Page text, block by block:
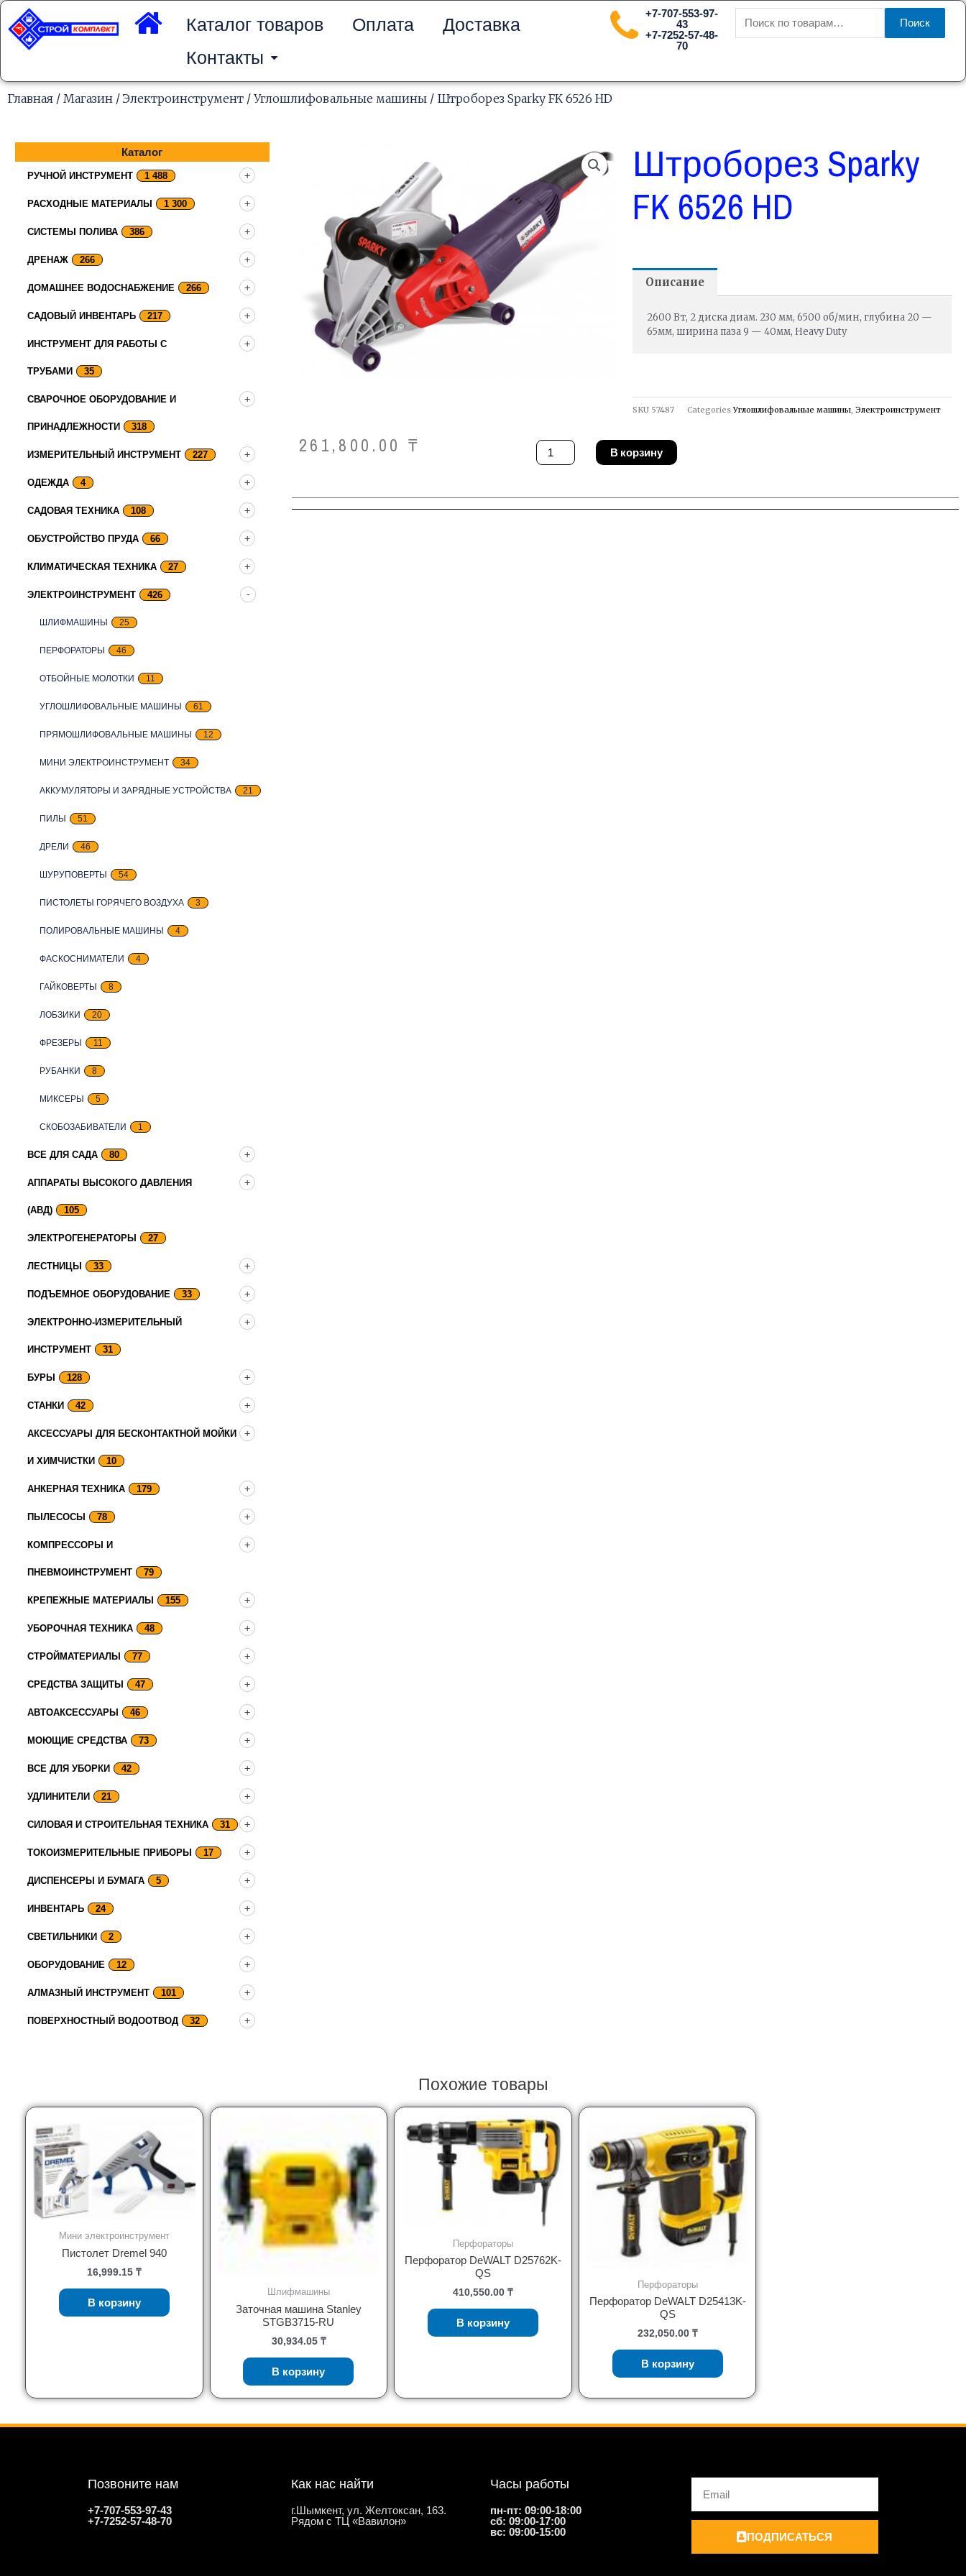
Перейти
содержимому
Каталог товаров Оплата
Доставка
Контакты
+7-707-553-97-
43
+7-7252-57-48-
70
Искать:
Поиск
Главная / Магазин / Электроинструмент / Углошлифовальные машины / Штроборез Sparky FK 6526 HD
Каталог
РУЧНОЙ ИНСТРУМЕНТ 1 488
РАСХОДНЫЕ МАТЕРИАЛЫ 1 300
СИСТЕМЫ ПОЛИВА 386
ДРЕНАЖ 266
ДОМАШНЕЕ ВОДОСНАБЖЕНИЕ 266
САДОВЫЙ ИНВЕНТАРЬ 217
ИНСТРУМЕНТ ДЛЯ РАБОТЫ С
ТРУБАМИ 35
СВАРОЧНОЕ ОБОРУДОВАНИЕ И
ПРИНАДЛЕЖНОСТИ 318
ИЗМЕРИТЕЛЬНЫЙ ИНСТРУМЕНТ 227
ОДЕЖДА 4
САДОВАЯ ТЕХНИКА 108
ОБУСТРОЙСТВО ПРУДА 66
КЛИМАТИЧЕСКАЯ ТЕХНИКА 27
ЭЛЕКТРОИНСТРУМЕНТ 426
ШЛИФМАШИНЫ 25
ПЕРФОРАТОРЫ 46
ОТБОЙНЫЕ МОЛОТКИ 11
УГЛОШЛИФОВАЛЬНЫЕ МАШИНЫ 61
ПРЯМОШЛИФОВАЛЬНЫЕ МАШИНЫ 12
МИНИ ЭЛЕКТРОИНСТРУМЕНТ 34
АККУМУЛЯТОРЫ И ЗАРЯДНЫЕ УСТРОЙСТВА 21
ПИЛЫ 51
ДРЕЛИ 46
ШУРУПОВЕРТЫ 54
ПИСТОЛЕТЫ ГОРЯЧЕГО ВОЗДУХА 3
ПОЛИРОВАЛЬНЫЕ МАШИНЫ 4
ФАСКОСНИМАТЕЛИ 4
ГАЙКОВЕРТЫ 8
ЛОБЗИКИ 20
ФРЕЗЕРЫ 11
РУБАНКИ 8
МИКСЕРЫ 5
СКОБОЗАБИВАТЕЛИ 1
ВСЕ ДЛЯ САДА 80
АППАРАТЫ ВЫСОКОГО ДАВЛЕНИЯ
(АВД) 105
ЭЛЕКТРОГЕНЕРАТОРЫ 27
ЛЕСТНИЦЫ 33
ПОДЪЕМНОЕ ОБОРУДОВАНИЕ 33
ЭЛЕКТРОННО-ИЗМЕРИТЕЛЬНЫЙ
ИНСТРУМЕНТ 31
БУРЫ 128
СТАНКИ 42
АКСЕССУАРЫ ДЛЯ БЕСКОНТАКТНОЙ МОЙКИ
И ХИМЧИСТКИ 10
АНКЕРНАЯ ТЕХНИКА 179
ПЫЛЕСОСЫ 78
КОМПРЕССОРЫ И
ПНЕВМОИНСТРУМЕНТ 79
КРЕПЕЖНЫЕ МАТЕРИАЛЫ 155
УБОРОЧНАЯ ТЕХНИКА 48
СТРОЙМАТЕРИАЛЫ 77
СРЕДСТВА ЗАЩИТЫ 47
АВТОАКСЕССУАРЫ 46
МОЮЩИЕ СРЕДСТВА 73
ВСЕ ДЛЯ УБОРКИ 42
УДЛИНИТЕЛИ 21
СИЛОВАЯ И СТРОИТЕЛЬНАЯ ТЕХНИКА 31
ТОКОИЗМЕРИТЕЛЬНЫЕ ПРИБОРЫ 17
ДИСПЕНСЕРЫ И БУМАГА 5
ИНВЕНТАРЬ 24
СВЕТИЛЬНИКИ 2
ОБОРУДОВАНИЕ 12
АЛМАЗНЫЙ ИНСТРУМЕНТ 101
ПОВЕРХНОСТНЫЙ ВОДООТВОД 32
Штроборез Sparky
FK 6526 HD
Описание
2600 Вт, 2 диска диам. 230 мм, 6500 об/мин, глубина 20 —
65мм, ширина паза 9 — 40мм, Heavy Duty
SKU 57487 Categories Углошлифовальные машины, Электроинструмент
261,800.00₸
Количество
товара
Штроборез
6526
HD
В корзину
Похожие товары
Мини электроинструмент
Пистолет Dremel 940
16,999.15₸
В корзину
Шлифмашины
Заточная машина Stanley
STGB3715-RU
30,934.05 ₸
В корзину
Перфораторы
Перфоратор DeWALT D25762K-
QS
410,550.00₸
В корзину
Перфораторы
Перфоратор DeWALT D25413K-
QS
232,050.00₸
В корзину
Позвоните нам
+7-707-553-97-43
+7-7252-57-48-70
Как нас найти
г.Шымкент, ул. Желтоксан, 163.
Рядом с ТЦ «Вавилон»
Часы работы
пн-пт: 09:00-18:00
сб: 09:00-17:00
вс: 09:00-15:00
ПОДПИСАТЬСЯ